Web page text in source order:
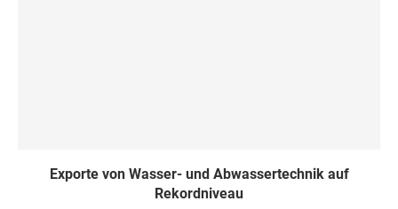
Exporte von Wasser- und Abwassertechnik auf
Rekordniveau